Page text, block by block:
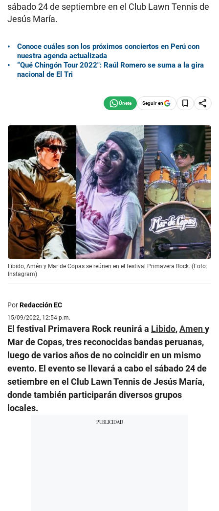
sábado 24 de septiembre en el Club Lawn Tennis de
Jesús María.
Conoce cuáles son los próximos conciertos en Perú con
nuestra agenda actualizada
“Qué Chingón Tour 2022″: Raúl Romero se suma a la gira
nacional de El Tri
Seguir en
Libido, Amén y Mar de Copas se reúnen en el festival Primavera Rock. (Foto:
Instagram)
PorRedacción EC
15/09/2022, 12:54 p.m.
El festival Primavera Rock reunirá a Libido,Ameny
Mar de Copas, tres reconocidas bandas peruanas,
luego de varios años de no coincidir en un mismo
evento. El evento se llevará a cabo el sábado 24 de
setiembre en el Club Lawn Tennis de Jesús María,
donde también participarán diversos grupos
locales.